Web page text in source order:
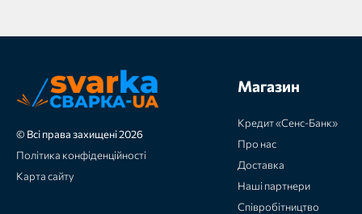
© Всі права захищені 2026
Політика конфіденційності
Карта сайту
Магазин
Кредит «Сенс-Банк»
Про нас
Доставка
Наші партнери
Співробітництво